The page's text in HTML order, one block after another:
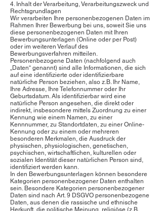
4. Inhalt der Verarbeitung, Verarbeitungszweck und
Rechtsgrundlagen
Wir verarbeiten Ihre personenbezogenen Daten im
Rahmen Ihrer Bewerbung bei uns, soweit Sie uns
diese personenbezogenen Daten mit Ihren
Bewerbungsunterlagen (Online oder per Post)
oder im weiteren Verlauf des
Bewerbungsverfahren mitteilen.
Personenbezogene Daten (nachfolgend auch
„Daten“ genannt) sind alle Informationen, die sich
auf eine identifizierte oder identifizierbare
natürliche Person beziehen, also z.B. Ihr Name,
Ihre Adresse, Ihre Telefonnummer oder Ihr
Geburtsdatum. Als identifizierbar wird eine
natürliche Person angesehen, die direkt oder
indirekt, insbesondere mittels Zuordnung zu einer
Kennung wie einem Namen, zu einer
Kennnummer, zu Standortdaten, zu einer Online-
Kennung oder zu einem oder mehreren
besonderen Merkmalen, die Ausdruck der
physischen, physiologischen, genetischen,
psychischen, wirtschaftlichen, kulturellen oder
sozialen Identität dieser natürlichen Person sind,
identifiziert werden kann.
In den Bewerbungsunterlagen können besondere
Kategorien personenbezogener Daten enthalten
sein. Besondere Kategorien personenbezogener
Daten sind nach Art. 9 DSGVO personenbezogene
Daten, aus denen die rassische und ethnische
Herkunft, die politische Meinung, religiöse (z.B.